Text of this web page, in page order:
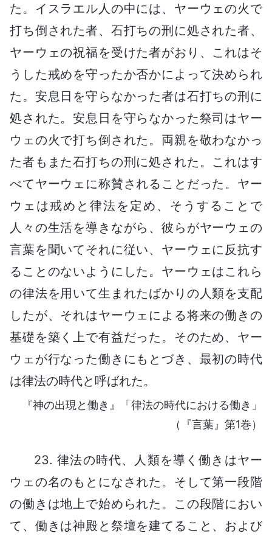
た。イスラエル人の中には、ヤーウェの火で
打ち倒された者、石打ちの刑に処された者、
ヤーウェの祝福を受けた者がおり、これはそ
うした戒めを守ったか否かによって決められ
た。安息日を守らなかった者は石打ちの刑に
処された。安息日を守らなかった祭司はヤー
ウェの火で打ち倒された。両親を敬わなかっ
た者もまた石打ちの刑に処された。これはす
べてヤーウェに称賛されることだった。ヤー
ウェは戒めと律法を定め、そうすることで
人々の生活を導きながら、彼らがヤーウェの
言葉を聞いてそれに従い、ヤーウェに反抗す
ることのないようにした。ヤーウェはこれら
の律法を用いて生まれたばかりの人類を支配
したが、それはヤーウェによる将来の働きの
基礎を築く上で有益だった。そのため、ヤー
ウェが行なった働きにもとづき、最初の時代
は律法の時代と呼ばれた。
『神の出現と働き』「律法の時代における働き」
（『言葉』第1巻）
23. 律法の時代、人類を導く働きはヤー
ウェの名のもとになされた。そして第一段階
の働きは地上で始められた。この段階におい
て、働きは神殿と祭壇を建てること、および